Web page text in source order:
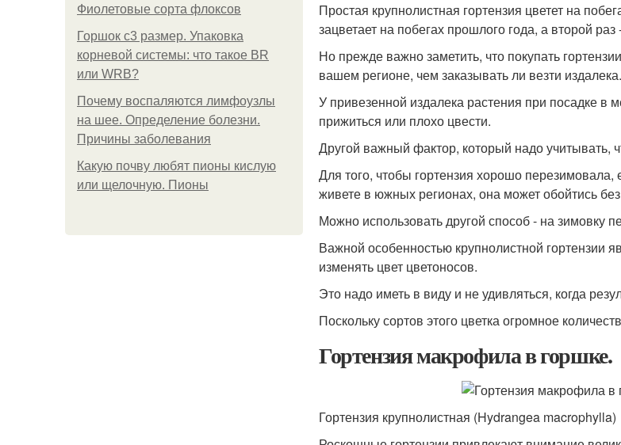
Фиолетовые сорта флоксов
Горшок с3 размер. Упаковка
корневой системы: что такое BR
или WRB?
Почему воспаляются лимфоузлы
на шее. Определение болезни.
Причины заболевания
Какую почву любят пионы кислую
или щелочную. Пионы
Простая крупнолистная гортензия цветет на
зацветает на побегах прошлого года, а второй раз
Но прежде важно заметить, что покупать
вашем регионе, чем заказывать ли везти издалека.
У привезенной издалека растения при посадке в
прижиться или плохо цвести.
Другой важный фактор, который надо учитывать,
Для того, чтобы гортензия хорошо
живете в южных регионах, она может обойтись
Можно использовать другой способ - на зимовку
Важной особенностью крупнолистной гортензии
изменять цвет цветоносов.
Это надо иметь в виду и не удивляться, когда
Поскольку сортов этого цветка огромное
Гортензия макрофила в горшке.
Гортензия крупнолистная (Hydrangea macrophylla)